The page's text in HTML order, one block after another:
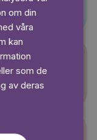
om din
våra
kan
som de
av deras